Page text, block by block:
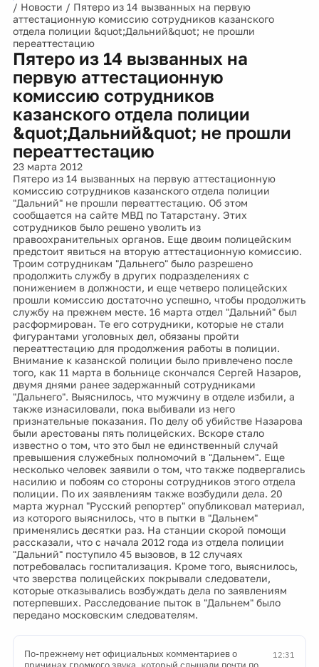
/ Новости / Пятеро из 14 вызванных на первую
аттестационную комиссию сотрудников казанского
отдела полиции &quot;Дальний&quot; не прошли
переаттестацию
Пятеро из 14 вызванных на
первую аттестационную
комиссию сотрудников
казанского отдела полиции
&quot;Дальний&quot; не прошли
переаттестацию
23 марта 2012
Пятеро из 14 вызванных на первую аттестационную
комиссию сотрудников казанского отдела полиции
"Дальний" не прошли переаттестацию. Об этом
сообщается на сайте МВД по Татарстану. Этих
сотрудников было решено уволить из
правоохранительных органов. Еще двоим полицейским
предстоит явиться на вторую аттестационную комиссию.
Троим сотрудникам "Дальнего" было разрешено
продолжить службу в других подразделениях с
понижением в должности, и еще четверо полицейских
прошли комиссию достаточно успешно, чтобы продолжить
службу на прежнем месте. 16 марта отдел "Дальний" был
расформирован. Те его сотрудники, которые не стали
фигурантами уголовных дел, обязаны пройти
переаттестацию для продолжения работы в полиции.
Внимание к казанской полиции было привлечено после
того, как 11 марта в больнице скончался Сергей Назаров,
двумя днями ранее задержанный сотрудниками
"Дальнего". Выяснилось, что мужчину в отделе избили, а
также изнасиловали, пока выбивали из него
признательные показания. По делу об убийстве Назарова
были арестованы пять полицейских. Вскоре стало
известно о том, что это был не единственный случай
превышения служебных полномочий в "Дальнем". Еще
несколько человек заявили о том, что также подвергались
насилию и побоям со стороны сотрудников этого отдела
полиции. По их заявлениям также возбудили дела. 20
марта журнал "Русский репортер" опубликовал материал,
из которого выяснилось, что в пытки в "Дальнем"
применялись десятки раз. На станции скорой помощи
рассказали, что с начала 2012 года из отдела полиции
"Дальний" поступило 45 вызовов, в 12 случаях
потребовалась госпитализация. Кроме того, выяснилось,
что зверства полицейских покрывали следователи,
которые отказывались возбуждать дела по заявлениям
потерпевших. Расследование пыток в "Дальнем" было
передано московским следователям.
12:31
По-прежнему нет официальных комментариев о